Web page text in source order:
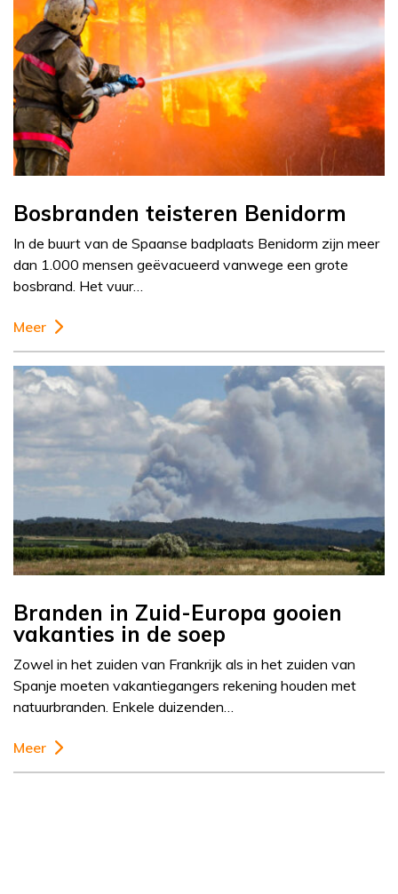
Bosbranden teisteren Benidorm
In de buurt van de Spaanse badplaats Benidorm zijn meer
dan 1.000 mensen geëvacueerd vanwege een grote
bosbrand. Het vuur…
Meer
Branden in Zuid-Europa gooien
vakanties in de soep
Zowel in het zuiden van Frankrijk als in het zuiden van
Spanje moeten vakantiegangers rekening houden met
natuurbranden. Enkele duizenden…
Meer